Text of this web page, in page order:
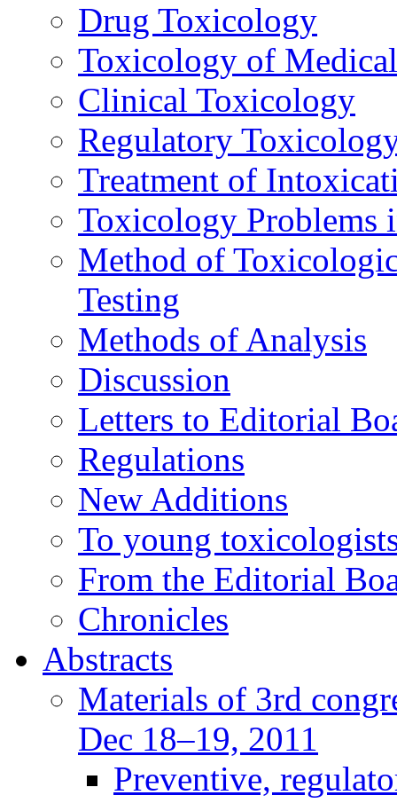
Drug Toxicology
Toxicology of
Clinical Toxicology
Regulatory
Treatment of
Toxicology Problems
Method of
Testing
Methods of Analysis
Discussion
Letters to Editorial
Regulations
New Additions
To young
From the Editorial
Chronicles
Abstracts
Materials of 3rd
Dec 18–19, 2011
Preventive,